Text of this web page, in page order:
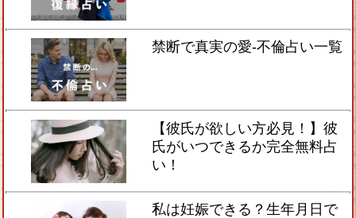
禁断で真実の愛-不倫占い一覧
【彼氏が欲しい方必見！】彼
氏がいつできるか完全無料占
い！
私は妊娠できる？生年月日で